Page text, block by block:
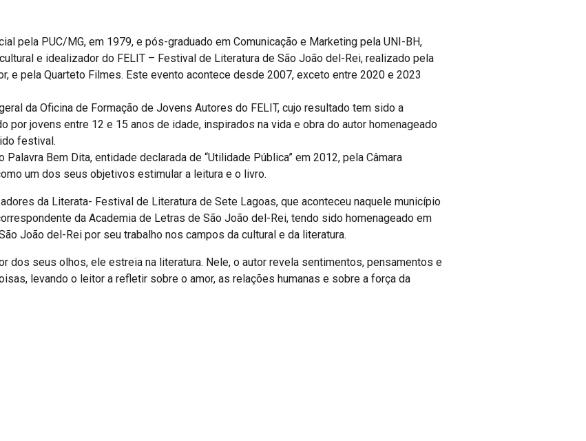
pela PUC/MG, em 1979, e pós-graduado em Comunicação e Marketing pela UNI-BH,
e idealizador do FELIT – Festival de Literatura de São João del-Rei, realizado pela
e pela Quarteto Filmes. Este evento acontece desde 2007, exceto entre 2020 e 2023
da Oficina de Formação de Jovens Autores do FELIT, cujo resultado tem sido a
por jovens entre 12 e 15 anos de idade, inspirados na vida e obra do autor homenageado
festival.
Bem Dita, entidade declarada de “Utilidade Pública” em 2012, pela Câmara
um dos seus objetivos estimular a leitura e o livro.
da Literata- Festival de Literatura de Sete Lagoas, que aconteceu naquele município
da Academia de Letras de São João del-Rei, tendo sido homenageado em
João del-Rei por seu trabalho nos campos da cultural e da literatura.
dos seus olhos, ele estreia na literatura. Nele, o autor revela sentimentos, pensamentos e
levando o leitor a refletir sobre o amor, as relações humanas e sobre a força da